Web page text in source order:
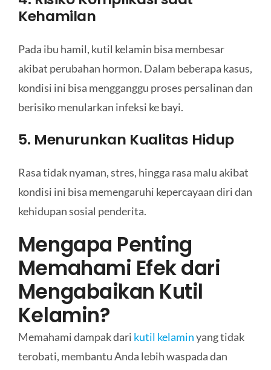
Kehamilan
Pada ibu hamil, kutil kelamin bisa membesar
akibat perubahan hormon. Dalam beberapa kasus,
kondisi ini bisa mengganggu proses persalinan dan
berisiko menularkan infeksi ke bayi.
5. Menurunkan Kualitas Hidup
Rasa tidak nyaman, stres, hingga rasa malu akibat
kondisi ini bisa memengaruhi kepercayaan diri dan
kehidupan sosial penderita.
Mengapa Penting
Memahami Efek dari
Mengabaikan Kutil
Kelamin?
Memahami dampak dari kutil kelaminyang tidak
terobati, membantu Anda lebih waspada dan